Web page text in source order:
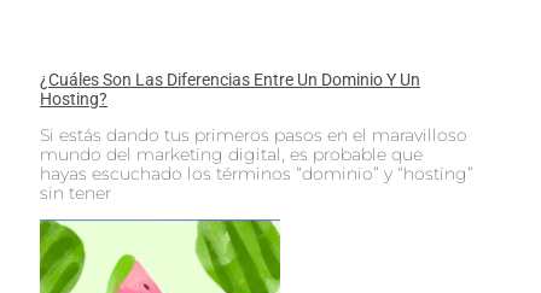
¿Cuáles Son Las Diferencias Entre Un Dominio Y Un
Hosting?
Si estás dando tus primeros pasos en el maravilloso
mundo del marketing digital, es probable que
hayas escuchado los términos “dominio” y “hosting”
sin tener